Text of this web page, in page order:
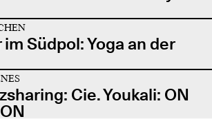
Südpol: Yoga an der
Cie. Youkali: ON